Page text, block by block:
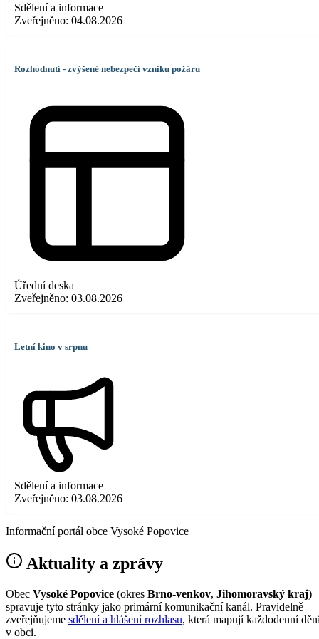
Sdělení a informace
Zveřejněno: 04.08.2026
Rozhodnutí - zvýšené nebezpečí vzniku požáru
Úřední deska
Zveřejněno: 03.08.2026
Letní kino v srpnu
Sdělení a informace
Zveřejněno: 03.08.2026
Informační portál obce Vysoké Popovice
Aktuality a zprávy
Obec Vysoké Popovice (okres Brno-venkov, Jihomoravský kraj)
spravuje tyto stránky jako primární komunikační kanál. Pravidelně
zveřejňujeme sdělení a hlášení rozhlasu, která mapují každodenní
v obci.